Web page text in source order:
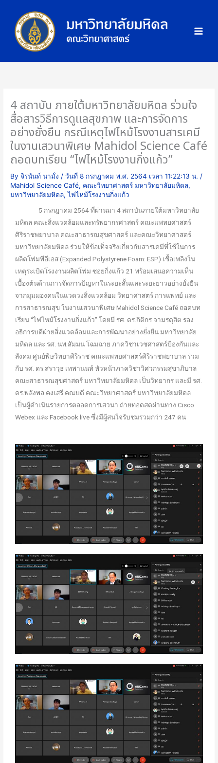
content
4 สถาบัน ภายใต้มหาวิทยาลัยมหิดล ร่วมใจ
สื่อสารวิธีการดูแลสุขภาพ และการจัดการ
อย่างยั่งยืน กรณีเหตุไฟไหม้โรงงานสารเคมี
ในงานเสวนาพิเศษ Mahidol Science Café
ถอดบทเรียน “ไฟไหม้โรงงานกิ่งแก้ว”
Byจิรนันท์ นามั่ง /วันที่ 8 กรกฎาคม พ.ศ. 2564 เวลา 11:22:13 น. /
Mahidol Science Café, คณะวิทยาศาสตร์ มหาวิทยาลัยมหิดล,
มหาวิทยาลัยมหิดล,ไฟไหม้โรงงานกิ่งแก้ว
5 กรกฎาคม 2564 ที่ผ่านมา 4 สถาบันภายใต้มหาวิทยาลัย
มหิดล คณะสิ่งแวดล้อมและทรัพยากรศาสตร์ คณะแพทยศาสตร์
ศิริราชพยาบาล คณะสาธารณสุขศาสตร์ และคณะวิทยาศาสตร์
มหาวิทยาลัยมหิดล ร่วมให้ข้อเท็จจริงเกี่ยวกับสารเคมีที่ใช้ในการ
ผลิตโฟมพีอีเอส (Expanded Polystyrene Foam: ESP) เชื้อเพลิงใน
เหตุระเบิดโรงงานผลิตโฟม ซอยกิ่งแก้ว 21 พร้อมเสนอความเห็น
เบื้องต้นด้านการจัดการปัญหาในระยะสั้นและระยะยาวอย่างยั่งยืน
จากมุมมองคนในแวดวงสิ่งแวดล้อม วิทยาศาสตร์ การแพทย์ และ
การสาธารณสุข ในงานเสวนาพิเศษ Mahidol Science Café ถอดบท
เรียน “ไฟไหม้โรงงานกิ่งแก้ว” โดยมี รศ. ดร.กิติกร จามรดุสิต รอง
อธิการบดีฝ่ายสิ่งแวดล้อมและการพัฒนาอย่างยั่งยืน มหาวิทยาลัย
มหิดล และ รศ. นพ.สัมมน โฉมฉาย ภาควิชาเวชศาสตร์ป้องกันและ
สังคม ศูนย์พิษวิทยาศิริราช คณะแพทยศาสตร์ศิริราชพยาบาล ร่วม
กับ รศ. ดร.สราวุธ เทพานนท์ หัวหน้าภาควิชาวิศวกรรมสุขาภิบาล
คณะสาธารณสุขศาสตร์ มหาวิทยาลัยมหิดล เป็นวิทยากร และมี รศ.
ดร.พลังพล คงเสรี คณบดี คณะวิทยาศาสตร์ มหาวิทยาลัยมหิดล
เป็นผู้ดำเนินรายการตลอดการเสวนา ถ่ายทอดสดผ่านทาง Cisco
Webex และ Facebook live ซึ่งมีผู้สนใจรับชมรวมกว่า 247 คน
ม